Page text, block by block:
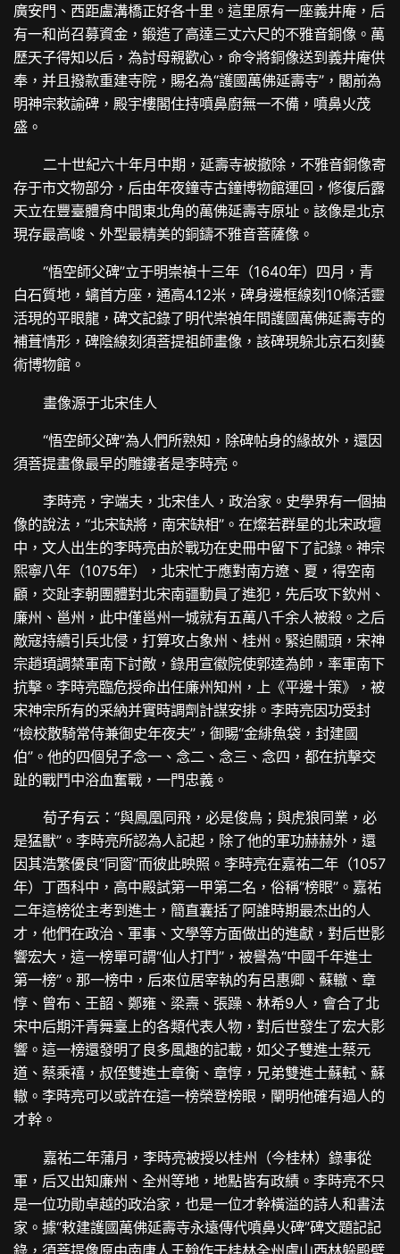
廣安門、西距盧溝橋正好各十里。這里原有一座義井庵，后
有一和尚召募資金，鍛造了高達三丈六尺的不雅音銅像。萬
歷天子得知以后，為討母親歡心，命令將銅像送到義井庵供
奉，并且撥款重建寺院，賜名為“護國萬佛延壽寺”，閣前為
明神宗敕諭碑，殿宇樓閣住持噴鼻廚無一不備，噴鼻火茂
盛。
二十世紀六十年月中期，延壽寺被撤除，不雅音銅像寄
存于市文物部分，后由年夜鐘寺古鐘博物館運回，修復后露
天立在豐臺體育中間東北角的萬佛延壽寺原址。該像是北京
現存最高峻、外型最精美的銅鑄不雅音菩薩像。
“悟空師父碑”立于明崇禎十三年（1640年）四月，青
白石質地，螭首方座，通高4.12米，碑身邊框線刻10條活靈
活現的平眼龍，碑文記錄了明代崇禎年間護國萬佛延壽寺的
補葺情形，碑陰線刻須菩提祖師畫像，該碑現躲北京石刻藝
術博物館。
畫像源于北宋佳人
“悟空師父碑”為人們所熟知，除碑帖身的緣故外，還因
須菩提畫像最早的雕鏤者是李時亮。
李時亮，字端夫，北宋佳人，政治家。史學界有一個抽
像的說法，“北宋缺將，南宋缺相”。在燦若群星的北宋政壇
中，文人出生的李時亮由於戰功在史冊中留下了記錄。神宗
熙寧八年（1075年），北宋忙于應對南方遼、夏，得空南
顧，交趾李朝團體對北宋南疆動員了進犯，先后攻下欽州、
廉州、邕州，此中僅邕州一城就有五萬八千余人被殺。之后
敵寇持續引兵北侵，打算攻占象州、桂州。緊迫關頭，宋神
宗趙頊調禁軍南下討敵，錄用宣徽院使郭逵為帥，率軍南下
抗擊。李時亮臨危授命出任廉州知州，上《平邊十策》，被
宋神宗所有的采納并實時調劑計謀安排。李時亮因功受封
“檢校散騎常侍兼御史年夜夫”，御賜“金緋魚袋，封建國
伯”。他的四個兒子念一、念二、念三、念四，都在抗擊交
趾的戰鬥中浴血奮戰，一門忠義。
荀子有云：“與鳳凰同飛，必是俊鳥；與虎狼同業，必
是猛獸”。李時亮所認為人記起，除了他的軍功赫赫外，還
因其浩繁優良“同窗”而彼此映照。李時亮在嘉祐二年（1057
年）丁酉科中，高中殿試第一甲第二名，俗稱“榜眼”。嘉祐
二年這榜從主考到進士，簡直囊括了阿誰時期最杰出的人
才，他們在政治、軍事、文學等方面做出的進獻，對后世影
響宏大，這一榜單可謂“仙人打鬥”，被譽為“中國千年進士
第一榜”。那一榜中，后來位居宰執的有呂惠卿、蘇轍、章
惇、曾布、王韶、鄭雍、梁燾、張躁、林希9人，會合了北
宋中后期汗青舞臺上的各類代表人物，對后世發生了宏大影
響。這一榜還發明了良多風趣的記載，如父子雙進士蔡元
道、蔡乘禧，叔侄雙進士章衡、章惇，兄弟雙進士蘇軾、蘇
轍。李時亮可以或許在這一榜榮登榜眼，闡明他確有過人的
才幹。
嘉祐二年蒲月，李時亮被授以桂州（今桂林）錄事從
軍，后又出知廉州、全州等地，地點皆有政績。李時亮不只
是一位功勛卓越的政治家，也是一位才幹橫溢的詩人和書法
家。據“敕建護國萬佛延壽寺永遠傳代噴鼻火碑”碑文題記記
錄，須菩提像原由南唐人王翰作于桂林全州盧山西林躲殿壁